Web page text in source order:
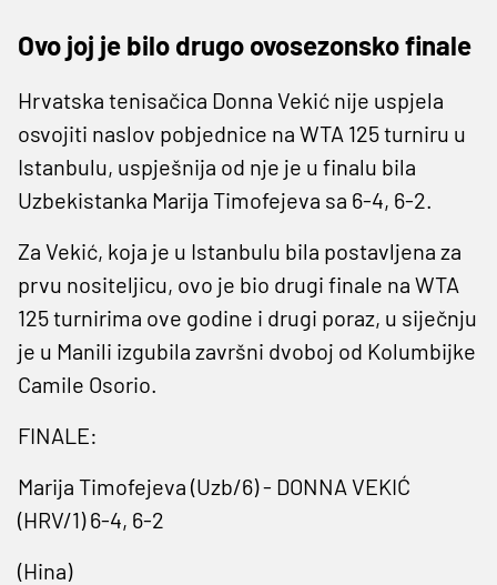
Ovo joj je bilo drugo ovosezonsko finale
Hrvatska tenisačica Donna Vekić nije uspjela
osvojiti naslov pobjednice na WTA 125 turniru u
Istanbulu, uspješnija od nje je u finalu bila
Uzbekistanka Marija Timofejeva sa 6-4, 6-2.
Za Vekić, koja je u Istanbulu bila postavljena za
prvu nositeljicu, ovo je bio drugi finale na WTA
125 turnirima ove godine i drugi poraz, u siječnju
je u Manili izgubila završni dvoboj od Kolumbijke
Camile Osorio.
FINALE:
Marija Timofejeva (Uzb/6) - DONNA VEKIĆ
(HRV/1) 6-4, 6-2
(Hina)